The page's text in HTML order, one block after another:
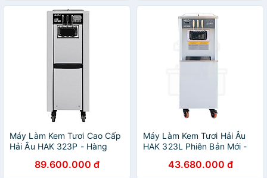
Máy Làm Kem Tươi Cao Cấp
Hải Âu HAK 323P - Hàng
89.600.000 đ
Máy Làm Kem Tươi Hải Âu
HAK 323L Phiên Bản Mới -
43.680.000 đ